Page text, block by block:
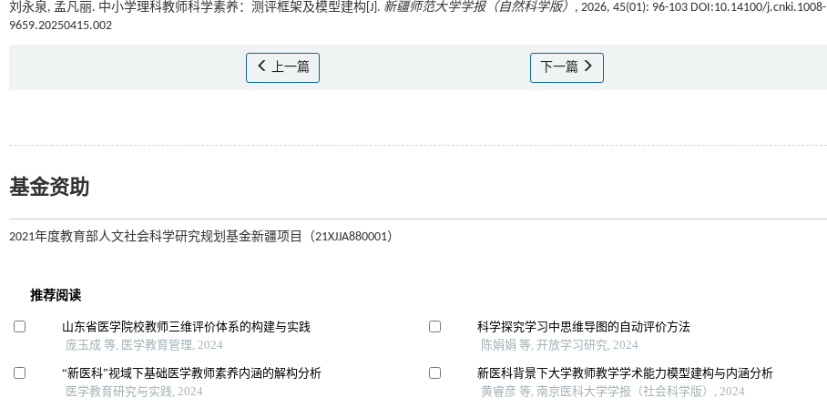
刘永泉, 孟凡丽. 中小学理科教师科学素养：测评框架及模型建构[J]. 新疆师范大学学报（自然科学版） , 2026, 45(01): 96-103 DOI:10.14100/j.cnki.1008-
9659.20250415.002
上一篇 下一篇
基金资助
2021年度教育部人文社会科学研究规划基金新疆项目（21XJJA880001）